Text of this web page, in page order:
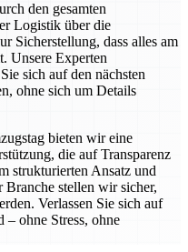
den gesamten
Logistik über die
Sicherstellung, dass alles am
Unsere Experten
sich auf den nächsten
ohne sich um Details
bieten wir eine
die auf Transparenz
strukturierten Ansatz und
stellen wir sicher,
Verlassen Sie sich auf
ohne Stress, ohne